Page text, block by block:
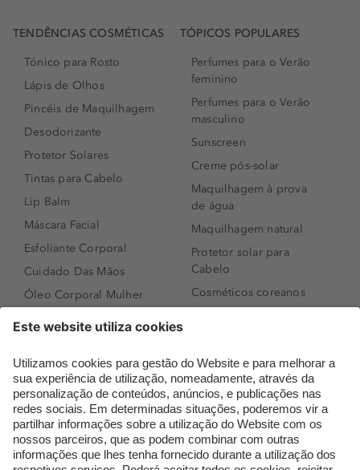
TENDÊNCIAS COSMÉTICAS
Tónico para Rosto
Lápis de Olhos
Pincéis de Maquilhagem
Desodorizante
Protetor Solares
Tintas para Cabelo
Lip Balm
Máscara Facial
Esfoliante Corporal
Cuidado Das Mãos
Óleo Corporal Mulher
Sérum de Rosto
Body mist & Spray
corporal
Produtos para Cabelo
Homem
TÓPICOS POPULARES
Perfumes para o Verão
feminino
Perfumes para o Verão
masculino
Sunscreen
Creme pós-solar
Maquilhagem à prova
de água
Maquilhagem natural
Protetor solar para
Cabelo
Cosméticos coreanos
Perfumes árabes
Novidades
Melhores Perfumes
Femininos
TOP 10: Perfumes
Masculinos